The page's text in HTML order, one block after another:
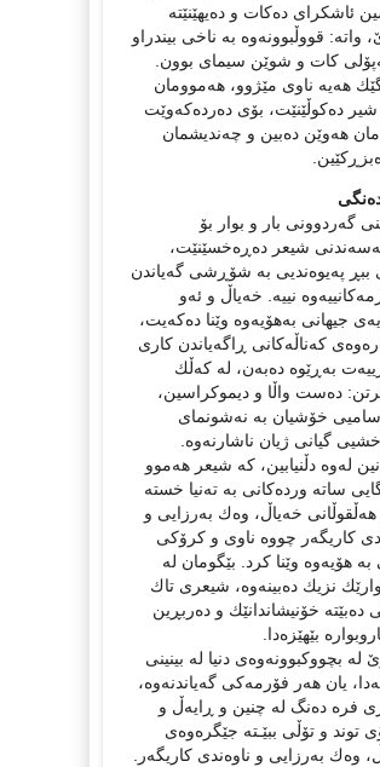
ئاشكرای دەكات و دەیهێنێتە
واتە: قووڵبوونەوە بە ناخی بیندراو
كات و شوێن سیمای بوون.
هەیە ناوی مێژوو، هەموومان
دەكوڵێنێت، بۆی دەردەكەوێت
هەوێن دەبین و چەندیشمان
گەردوونی بار و بوار بۆ
شیعر دەڕەخسێنێت،
ببڕ پەیوەندیی بە شۆڕشی گەیاندن
نییە. خەیاڵ و ئەو
جیهانی بەهۆیەوە وێنا دەكەیت،
كەناڵەكانی ڕاگەیاندن كاری
بەڕێوە دەبەن، لە كەڵك
دەست واڵا و دیموكراسین،
خۆشیان بە نەشونمای
گیانی ژیان ناشارنەوە.
لەوە دڵنیابین، كە شیعر هەموو
ساتە وردەكانی بە تەنیا خستە
خەیاڵ، وەك بەرزایی و
كاریگەر چووە ناوی و كرۆكی
بە هۆیەوە وێنا كرد. بێگومان لە
نزیك دەبینەوە، شیعری تاك
دەبێتە خۆنیشاندانێك و دەربڕین
بێهێزەدا.
لە بچووكبوونەوەی دنیا لە بینینی
یان هەر فۆرمەكی گەیاندنەوە،
فرە دەنگ لە چنین و ڕایەڵ و
توند و تۆڵی ببێـتە جێگرەوەی
وەك بەرزایی و ناوەندی كاریگەر.